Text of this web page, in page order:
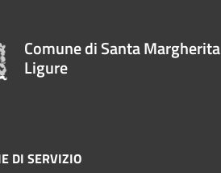
Comune di Santa Margherita
Ligure
DI SERVIZIO